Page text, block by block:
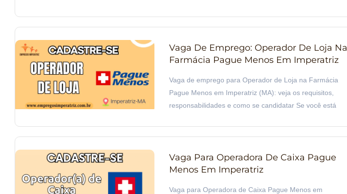
Vaga De Emprego: Operador De Loja Na
Farmácia Pague Menos Em Imperatriz
Vaga de emprego para Operador de Loja na Farmácia
Pague Menos em Imperatriz (MA): veja os requisitos,
responsabilidades e como se candidatar Se você está
Vaga Para Operadora De Caixa Pague
Menos Em Imperatriz
Vaga para Operadora de Caixa Pague Menos em